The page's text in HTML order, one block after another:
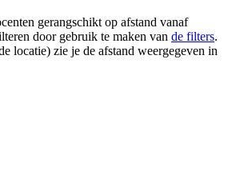
gerangschikt op afstand vanaf
door gebruik te maken van de filters.
locatie) zie je de afstand weergegeven in